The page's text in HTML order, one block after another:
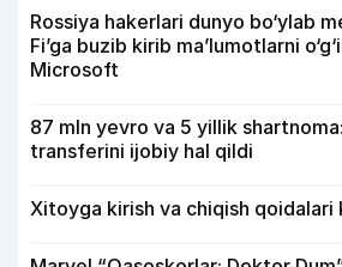
Rossiya hakerlari dunyo bo‘ylab
Fi’ga buzib kirib ma’lumotlarni
Microsoft
87 mln yevro va 5 yillik
transferini ijobiy hal qildi
Xitoyga kirish va chiqish qoidalari